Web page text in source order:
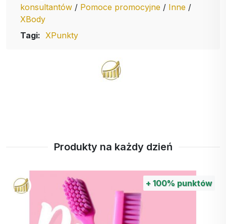
konsultantów / Pomoce promocyjne / Inne /
XBody
Tagi: XPunkty
Produkty na każdy dzień
+30% punktów